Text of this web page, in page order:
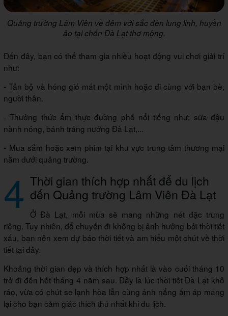
Quảng trường Lâm Viên về đêm với sắc đèn lung linh, huyền
ảo tại chốn Đà Lạt thơ mộng.
Đến đây, bạn có thể tham gia nhiều hoạt động vui chơi giải trí
như:
- Tản bộ và hóng gió mát một mình hoặc đi cùng với bạn bè,
người thân.
- Thưởng thức ẩm thực đường phố nổi tiếng như: sữa đậu
nành nóng, bánh tráng nướng Đà Lạt,...
- Mua sắm hoặc xem phim tại khu vực trung tâm thương mại
nằm dưới quảng trường.
4 Thời gian thích hợp nhất để du lịch
đến Quảng trường Lâm Viên Đà Lạt
Ở Đà Lạt, mỗi mùa sẽ mang những nét đặc trưng
riêng. Tuy nhiên, để chuyến đi không bị ảnh hưởng bởi thời tiết
xấu, bạn nên xem dự báo thời tiết và am hiểu một chút về thời
tiết tại đây.
Khoảng thời gian đẹp và thích hợp nhất là vào cuối tháng 10
trở đi đến hết tháng 4 năm sau. Đây là lúc thời tiết Đà Lạt khô
ráo, vừa có chút se lạnh hòa lẫn cùng ánh nắng ấm áp mang
lại cho bạn cảm giác thích thú nhất khi du lịch.